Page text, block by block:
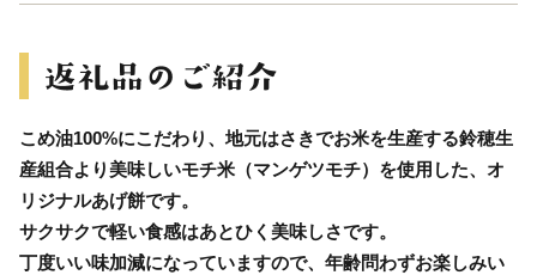
こめ油100%にこだわり、地元はさきでお米を生産する鈴穂生
産組合より美味しいモチ米（マンゲツモチ）を使用した、オ
リジナルあげ餅です。
サクサクで軽い食感はあとひく美味しさです。
丁度いい味加減になっていますので、年齢問わずお楽しみい